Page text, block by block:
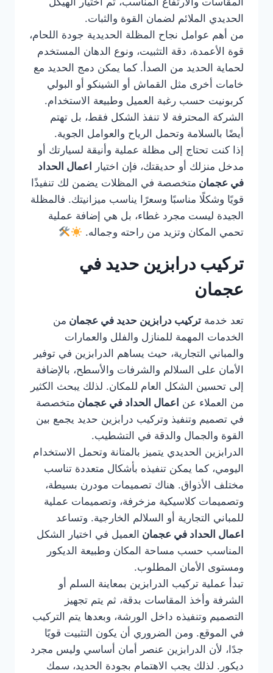
الحديدي الملائم لضمان القوة والثبات.
من أهم عوامل نجاح المظلة الحديدية جودة اللحام،
قوة الأعمدة، دقة التثبيت، ونوع الدهان المستخدم
لحماية الحديد من الصدأ. كما يمكن دمج الحديد مع
خامات أخرى مثل القماش أو الشينكو أو البولي
كربونيت حسب رغبة العميل وطبيعة الاستخدام.
الشركة المحترفة لا تنفذ الشكل فقط، بل تهتم
أيضًا بالسلامة وتحمل الرياح والعوامل الجوية.
إذا كنت تحتاج إلى مظلة عملية وأنيقة لسيارتك أو
مدخل منزلك أو حديقتك، فإن اختيار
اعمال الحداد
في عجمان متخصصة في المظلات يضمن لك تنفيذًا
قويًا وشكلًا مناسبًا وسعرًا يناسب ميزانيتك. فالمظلة
الجيدة ليست مجرد غطاء، بل هي إضافة عملية
تحمي المكان وتزيد من راحته وجماله.
تركيب درابزين حديد في
عجمان
تعد خدمة تركيب درابزين حديد في عجمان من
الخدمات المهمة للمنازل والفلل والعمارات
والمباني التجارية، حيث يساهم الدرابزين في توفير
الأمان على السلالم والشرفات والأسطح، بالإضافة
إلى تحسين الشكل العام للمكان. لذلك يبحث الكثير
من العملاء عن اعمال الحداد في عجمان متخصصة
في تصميم وتنفيذ وتركيب درابزين حديد يجمع بين
القوة والجمال والدقة في التشطيب.
الدرابزين الحديدي يتميز بالمتانة وتحمل الاستخدام
اليومي، كما يمكن تنفيذه بأشكال متعددة تناسب
مختلف الأذواق. هناك تصميمات مودرن بسيطة،
وتصميمات كلاسيكية مزخرفة، وتصميمات عملية
للمباني التجارية أو السلالم الخارجية. وتساعد
اعمال الحداد في عجمان العميل في اختيار الشكل
المناسب حسب مساحة المكان وطبيعة الديكور
ومستوى الأمان المطلوب.
تبدأ عملية تركيب الدرابزين بمعاينة السلم أو
الشرفة وأخذ المقاسات بدقة، ثم يتم تجهيز
التصميم وتنفيذه داخل الورشة، وبعدها يتم التركيب
في الموقع. ومن الضروري أن يكون التثبيت قويًا
جدًا، لأن الدرابزين عنصر أمان أساسي وليس مجرد
ديكور. لذلك يجب الاهتمام بجودة الحديد، سمك